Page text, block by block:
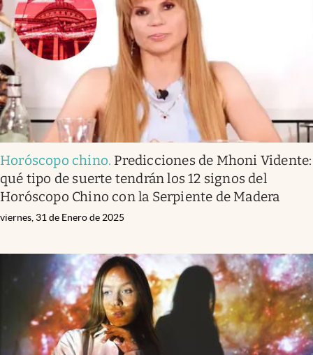
Horóscopo chino. Predicciones de Mhoni Vidente:
qué tipo de suerte tendrán los 12 signos del
Horóscopo Chino con la Serpiente de Madera
viernes, 31 de Enero de 2025